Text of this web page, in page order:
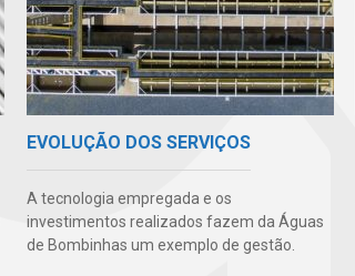
EVOLUÇÃO DOS SERVIÇOS
A tecnologia empregada e os
investimentos realizados fazem da Águas
de Bombinhas um exemplo de gestão.